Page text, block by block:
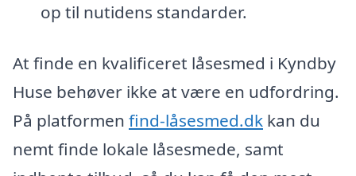
op til nutidens standarder.
At finde en kvalificeret låsesmed i Kyndby
Huse behøver ikke at være en udfordring.
På platformen find-låsesmed.dk kan du
nemt finde lokale låsesmede, samt